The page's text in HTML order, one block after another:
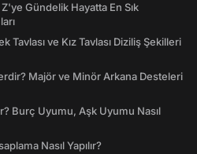
Gündelik Hayatta En Sık
Tavlası ve Kız Tavlası Diziliş Şekilleri
Majör ve Minör Arkana Desteleri
Burç Uyumu, Aşk Uyumu Nasıl
Nasıl Yapılır?